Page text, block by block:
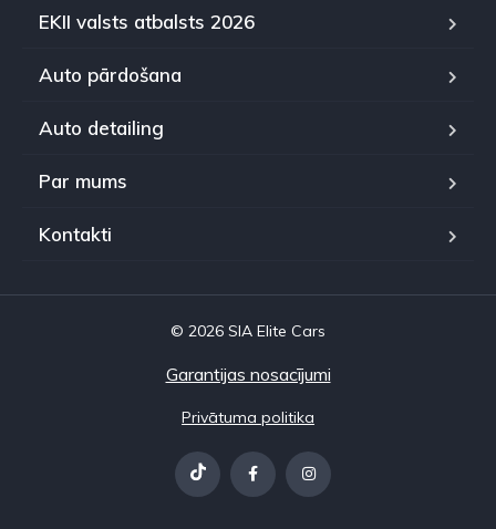
EKII valsts atbalsts 2026
Auto pārdošana
Auto detailing
Par mums
Kontakti
© 2026 SIA Elite Cars
Garantijas nosacījumi
Privātuma politika